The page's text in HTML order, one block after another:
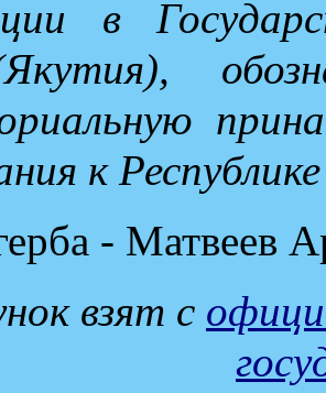
в
к
- Матвеев
взят с